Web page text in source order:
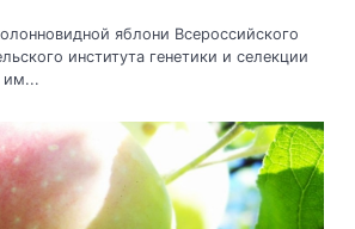
яблони Всероссийского
института генетики и селекции
им...